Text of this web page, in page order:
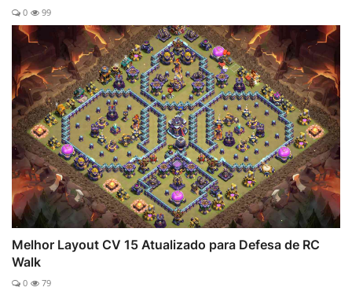
0 99
Melhor Layout CV 15 Atualizado para Defesa de RC
Walk
0 79